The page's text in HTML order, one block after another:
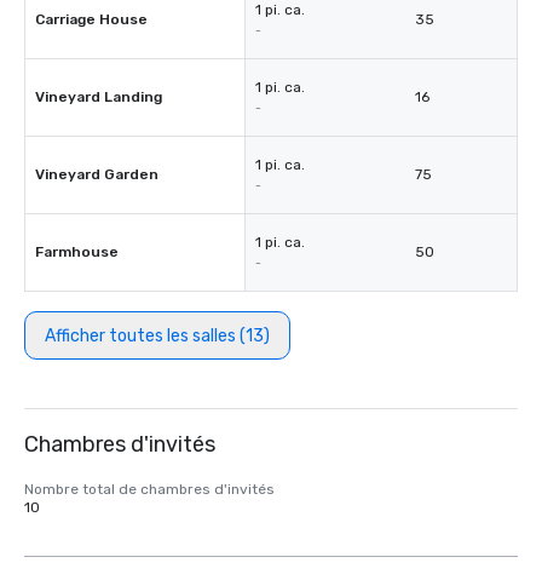
Carriage House
1 pi. ca.
-
35
Vineyard Landing
1 pi. ca.
-
16
Vineyard Garden
1 pi. ca.
-
75
Farmhouse
1 pi. ca.
-
50
Afficher toutes les salles (13)
Chambres d'invités
Nombre total de chambres d'invités
10